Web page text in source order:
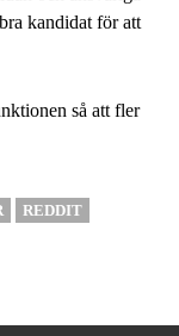
kandidat för att
så att fler
REDDIT